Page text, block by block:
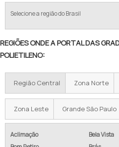
VALOR DE TELA DE ALAMBRADO
ALAMBRADO PREÇO M2
TELA GALVANIZADA PREÇO POR METRO
ALAMBRADO PREÇO M2 INSTALADO
Selecione a região do Brasil
REGIÕES ONDE A PORTAL DAS
POLIETILENO:
Região Central Zona Norte
Zona Leste Grande São Paulo
Aclimação
Bela Vista